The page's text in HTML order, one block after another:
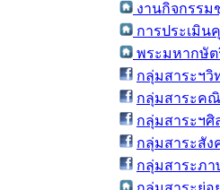
งานกิจกรรม
การประเมิน
พระมหากษัต
กลุ่มสาระฯวิ
กลุ่มสาระค
กลุ่มสาระฯศิ
กลุ่มสาระสัง
กลุ่มสาระภา